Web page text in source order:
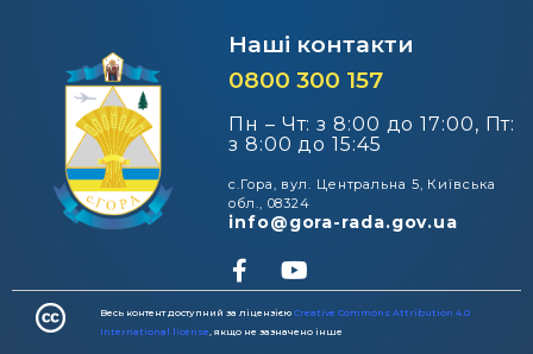
Наші контакти
0800 300 157
Пн – Чт: з 8:00 до 17:00, Пт:
з 8:00 до 15:45
с.Гора, вул. Центральна 5, Київська
обл., 08324
info@gora-rada.gov.ua
Весь контент доступний за ліцензієюCreative Commons Attribution 4.0
International license , якщо не зазначено інше​